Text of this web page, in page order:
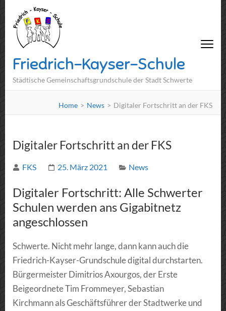
Friedrich-Kayser-Schule
Städtische Gemeinschaftsgrundschule der Stadt Schwerte
Home > News > Digitaler Fortschritt an der FKS
Digitaler Fortschritt an der FKS
FKS 25. März 2021 News
Digitaler Fortschritt: Alle Schwerter
Schulen werden ans Gigabitnetz
angeschlossen
Schwerte. Nicht mehr lange, dann kann auch die
Friedrich-Kayser-Grundschule digital durchstarten.
Bürgermeister Dimitrios Axourgos, der Erste
Beigeordnete Tim Frommeyer, Sebastian
Kirchmann als Geschäftsführer der Stadtwerke und